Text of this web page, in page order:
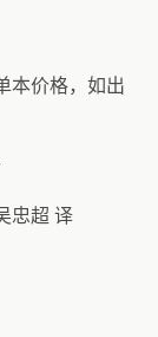
本价格，如出
忠超 译